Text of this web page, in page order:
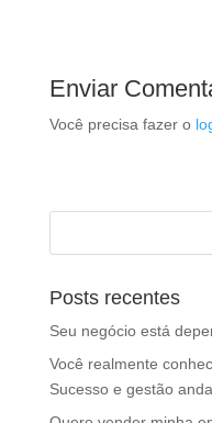
A
p
p
dI
n
Enviar
Você precisa fazer o
Posts recentes
Seu negócio está
Você realmente
Sucesso e gestão